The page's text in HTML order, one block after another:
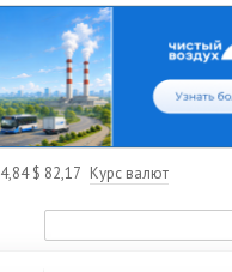
$ 82,17 Курс валют